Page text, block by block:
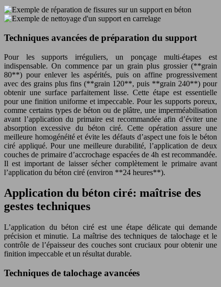
Techniques avancées de préparation du support
Pour les supports irréguliers, un ponçage multi-étapes est
indispensable. On commence par un grain plus grossier (**grain
80**) pour enlever les aspérités, puis on affine progressivement
avec des grains plus fins (**grain 120**, puis **grain 240**) pour
obtenir une surface parfaitement lisse. Cette étape est essentielle
pour une finition uniforme et impeccable. Pour les supports poreux,
comme certains types de béton ou de plâtre, une imperméabilisation
avant l’application du primaire est recommandée afin d’éviter une
absorption excessive du béton ciré. Cette opération assure une
meilleure homogénéité et évite les défauts d’aspect une fois le béton
ciré appliqué. Pour une meilleure durabilité, l’application de deux
couches de primaire d’accrochage espacées de 4h est recommandée.
Il est important de laisser sécher complètement le primaire avant
l’application du béton ciré (environ **24 heures**).
Application du béton ciré: maîtrise des
gestes techniques
L’application du béton ciré est une étape délicate qui demande
précision et minutie. La maîtrise des techniques de talochage et le
contrôle de l’épaisseur des couches sont cruciaux pour obtenir une
finition impeccable et un résultat durable.
Techniques de talochage avancées